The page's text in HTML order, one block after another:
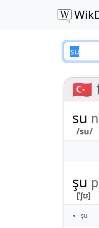
su
🇹🇷
su
/su/
şu
[ˈʃʊ]
şu